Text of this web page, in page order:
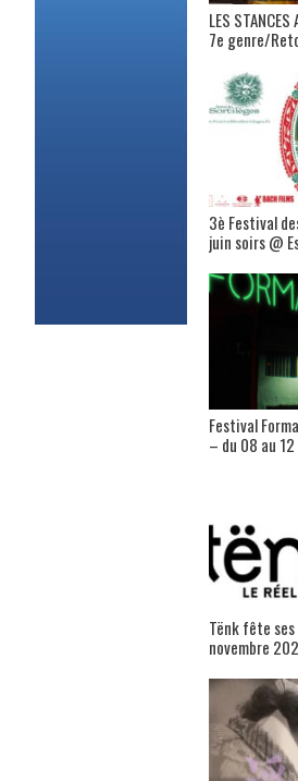
LES
7e genre/
3è Festival
juin soirs @
Festival
– du 08 au
Tënk fête ses
novembre